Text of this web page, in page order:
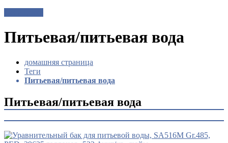
Питьевая/питьевая вода
домашняя страница
Теги
Питьевая/питьевая вода
Питьевая/питьевая вода